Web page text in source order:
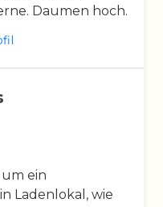
Daumen hoch.
ein
Ladenlokal, wie